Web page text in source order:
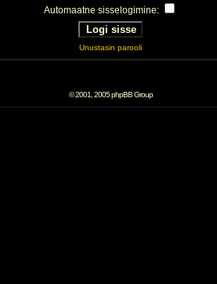
Automaatne sisselogimine:
Unustasin parooli
© 2001, 2005 phpBB Group